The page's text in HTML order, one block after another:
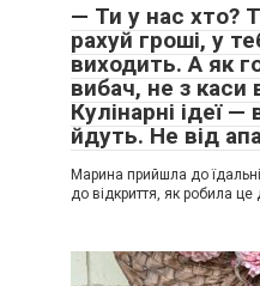
— Ти у нас хто?
рахуй гроші, у
виходить. А як
вибач, не з каси
Кулінарні ідеї —
йдуть. Не від
Марина прийшла до
до відкриття, як робила це